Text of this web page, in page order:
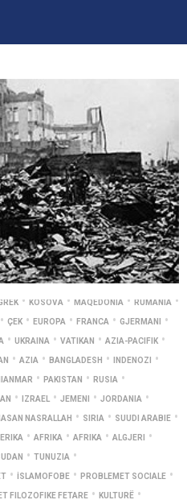
• KOSOVA • MAQEDONIA • RUMANIA •
• ÇEK • EUROPA • FRANCA • GJERMANI •
• UKRAINA • VATIKAN • AZIA-PACIFIK •
• AZIA • BANGLADESH • INDENOZI •
• PAKISTAN • RUSIA •
• IZRAEL • JEMENI • JORDANIA •
NASRALLAH • SIRIA • SUUDI ARABIE •
• AFRIKA • AFRIKA • ALGJERI •
• TUNUZIA •
• İSLAMOFOBE • PROBLEMET SOCIALE •
FILOZOFIKE FETARE • KULTURË •